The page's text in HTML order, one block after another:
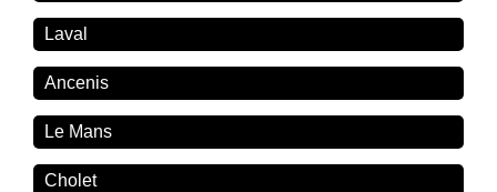
Laval
Ancenis
Le Mans
Cholet